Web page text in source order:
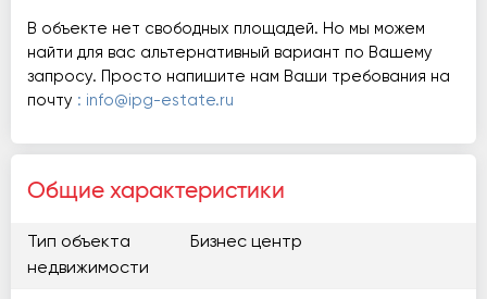
В объекте нет свободных площадей. Но мы можем
найти для вас альтернативный вариант по Вашему
запросу. Просто напишите нам Ваши требования на
почту : info@ipg-estate.ru
Общие характеристики
Тип объекта
недвижимости
Бизнес центр